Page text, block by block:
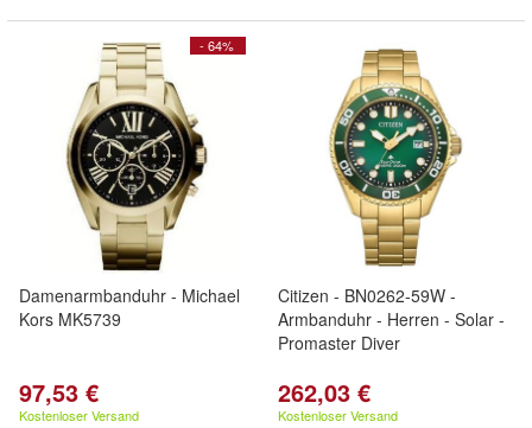
- 64%
Damenarmbanduhr - Michael
Kors MK5739
97,53 €
Kostenloser Versand
Citizen - BN0262-59W -
Armbanduhr - Herren - Solar -
Promaster Diver
262,03 €
Kostenloser Versand